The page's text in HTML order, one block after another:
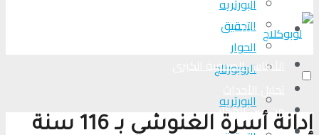
البورتريه
التحقیق
الحوار
الروبورتاج
من عين المكان
الافتتاحية
الأجناس الصحفية الكبرى
البورتريه
إدانة أسرة الغنوشي بـ 116 سنة